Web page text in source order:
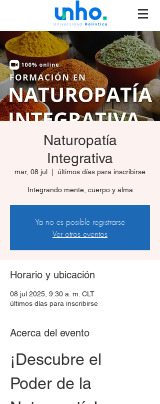
Naturopatía
Integrativa
mar, 08 jul últimos días para inscribirse
Integrando mente, cuerpo y alma
Ya no es posible registrarse
Ver otros eventos
Horario y ubicación
08 jul 2025, 9:30 a. m. CLT
últimos días para inscribirse
Acerca del evento
¡Descubre el
Poder de la